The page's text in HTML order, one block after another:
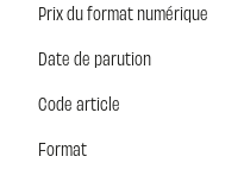
Prix du format numérique
Date de parution
Code article
Format